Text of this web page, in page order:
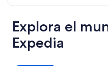
Explora el
Expedia